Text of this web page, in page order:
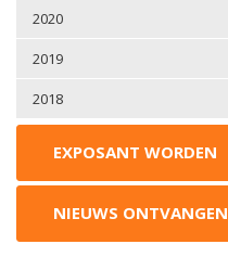
2020
2019
2018
EXPOSANT WORDEN
NIEUWS ONTVANGEN